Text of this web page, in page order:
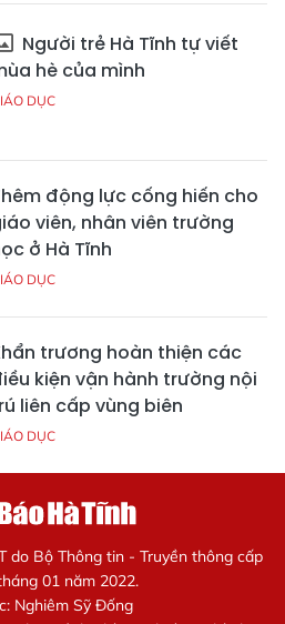
Người trẻ Hà Tĩnh tự viết
hè của mình
DỤC
động lực cống hiến cho
viên, nhân viên trường
ở Hà Tĩnh
DỤC
trương hoàn thiện các
kiện vận hành trường nội
liên cấp vùng biên
DỤC
do Bộ Thông tin - Truyền thông cấp
01 năm 2022.
Nghiêm Sỹ Đống